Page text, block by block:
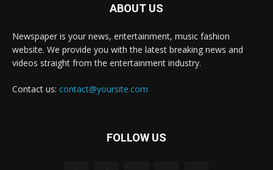
ABOUT US
Newspaper is your news, entertainment, music fashion
website. We provide you with the latest breaking news and
videos straight from the entertainment industry.
Contact us: contact@yoursite.com
FOLLOW US